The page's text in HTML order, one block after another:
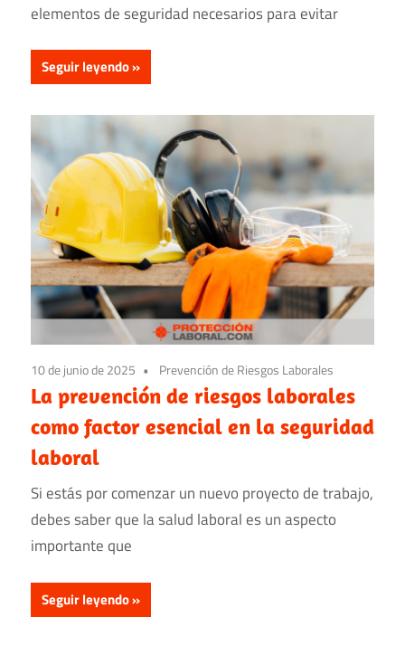
elementos de seguridad necesarios para evitar
Seguir leyendo
10 de junio de 2025 Prevención de Riesgos Laborales
La prevención de riesgos laborales
como factor esencial en la seguridad
laboral
Si estás por comenzar un nuevo proyecto de trabajo,
debes saber que la salud laboral es un aspecto
importante que
Seguir leyendo